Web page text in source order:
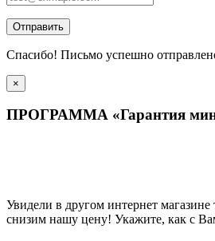
Отправить
Спасибо! Письмо успешно
×
ПРОГРАММА «Гарантия
Увидели в другом интернет
снизим нашу цену! Укажите, как с